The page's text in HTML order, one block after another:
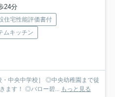
24分
住宅性能評価書付
ムキッチン
◎中央幼稚園まで徒
ます！ ◎バロー碧... もっと見る